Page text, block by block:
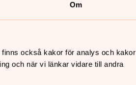
Om
också kakor för analys och kakor
och när vi länkar vidare till andra